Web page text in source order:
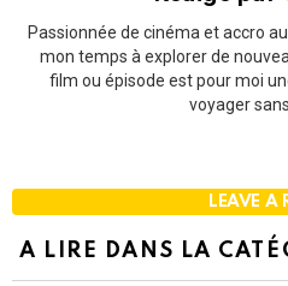
Passionnée de cinéma et accro
mon temps à explorer de
film ou épisode est pour moi
voyager
LEAVE A
A LIRE DANS LA